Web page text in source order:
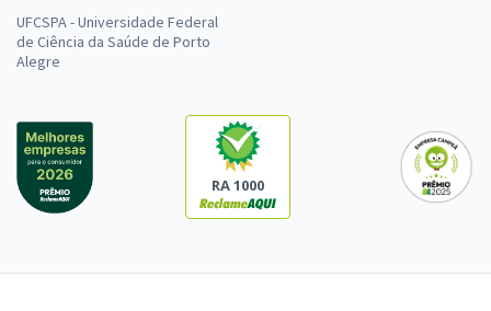
UFCSPA - Universidade Federal
de Ciência da Saúde de Porto
Alegre
RA 1000